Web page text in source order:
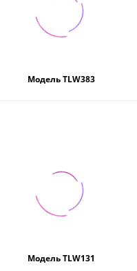
Модель TLW383
Модель TLW131